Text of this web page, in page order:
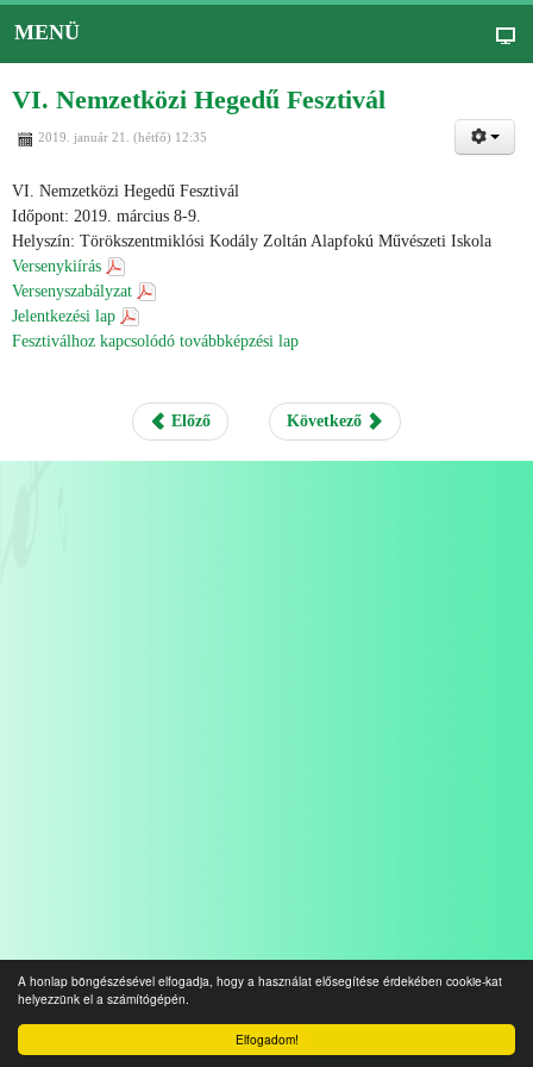
Elfogadom!
A honlap böngészésével elfogadja, hogy a használat elősegítése érdekében cookie-kat
helyezzünk el a számítógépén.
MENÜ
VI. Nemzetközi Hegedű Fesztivál
2019. január 21. (hétfő) 12:35
VI. Nemzetközi Hegedű Fesztivál
Időpont: 2019. március 8-9.
Helyszín: Törökszentmiklósi Kodály Zoltán Alapfokú Művészeti Iskola
Versenykiírás
Versenyszabályzat
Jelentkezési lap
Fesztiválhoz kapcsolódó továbbképzési lap
Előző Következő